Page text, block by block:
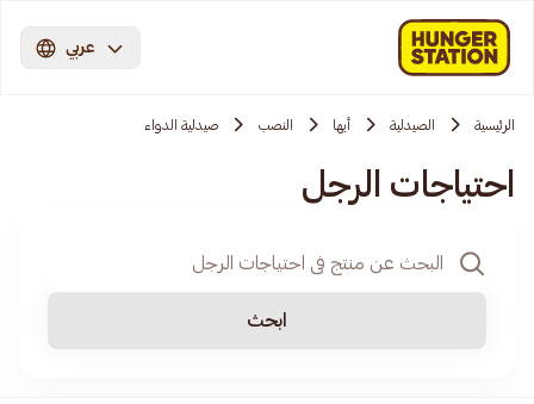
عربي
الرئيسية الصيدلية أبها النصب صيدلية الدواء
احتياجات الرجل
ابحث